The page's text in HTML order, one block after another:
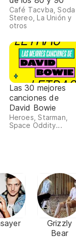
Café Tacvba, Soda
Stereo, La Unión y
otros
Las 30 mejores
canciones de
David Bowie
Heroes, Starman,
Space Oddity...
Grizzly
Bear